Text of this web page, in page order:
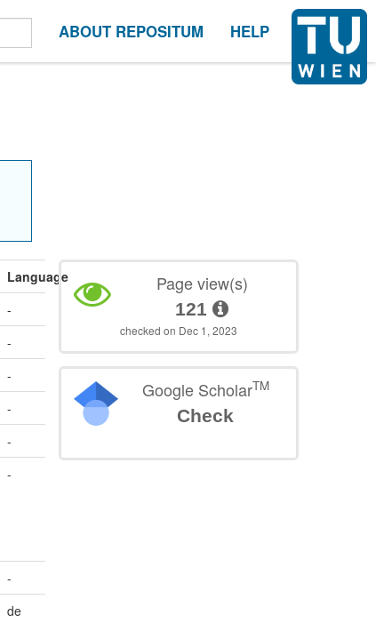
ABOUT REPOSITUM HELP
Language
-
-
-
-
-
-
-
de
Page view(s)
121
checked on Dec 1, 2023
Google ScholarTM
Check